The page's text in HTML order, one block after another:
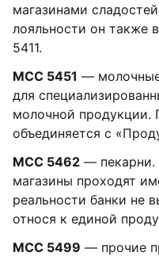
магазинами
лояльности он также
5411.
MCC 5451 —
для
молочной продукции.
объединяется с
MCC 5462 — пекарни.
магазины проходят
реальности банки не
относя к единой
MCC 5499 — прочие